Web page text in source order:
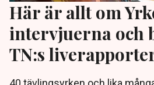
Här är allt om
intervjuerna och
TN:s